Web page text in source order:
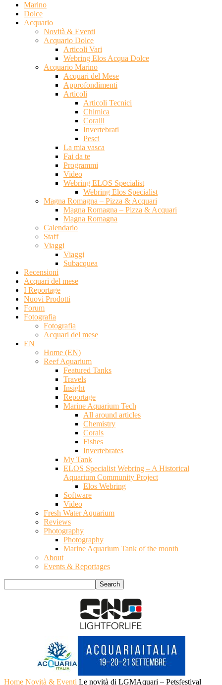
Marino
Dolce
Acquario
Novità & Eventi
Acquario Dolce
Articoli Vari
Webring Elos Acqua Dolce
Acquario Marino
Acquari del Mese
Approfondimenti
Articoli
Articoli Tecnici
Chimica
Coralli
Invertebrati
Pesci
La mia vasca
Fai da te
Programmi
Video
Webring ELOS Specialist
Webring Elos Specialist
Magna Romagna – Pizza & Acquari
Magna Romagna – Pizza & Acquari
Magna Romagna
Calendario
Staff
Viaggi
Viaggi
Subacquea
Recensioni
Acquari del mese
I Reportage
Nuovi Prodotti
Forum
Fotografia
Fotografia
Acquari del mese
EN
Home (EN)
Reef Aquarium
Featured Tanks
Travels
Insight
Reportage
Marine Aquarium Tech
All around articles
Chemistry
Corals
Fishes
Invertebrates
My Tank
ELOS Specialist Webring – A Historical
Aquarium Community Project
Elos Webring
Software
Video
Fresh Water Aquarium
Reviews
Photography
Photography
Marine Aquarium Tank of the month
About
Events & Reportages
Home Novità & Eventi Le novità di LGMAquari – Petsfestival